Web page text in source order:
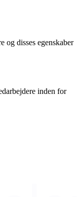
disses egenskaber
inden for